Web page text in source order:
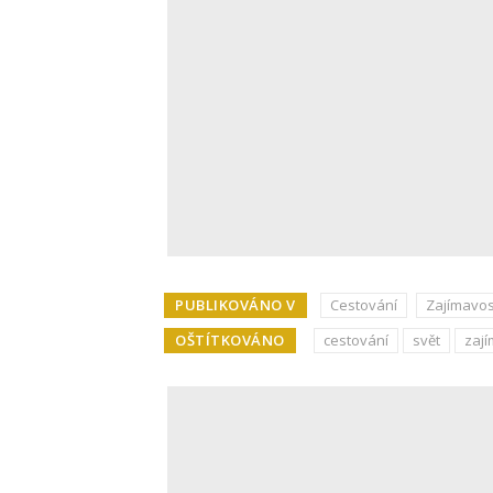
PUBLIKOVÁNO V Cestování
OŠTÍTKOVÁNO
cestování svět